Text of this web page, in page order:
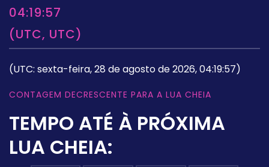
04:19:57
(UTC, UTC)
(UTC: sexta-feira, 28 de agosto de 2026, 04:19:57)
CONTAGEM DECRESCENTE PARA A LUA CHEIA
TEMPO ATÉ À PRÓXIMA
LUA CHEIA: